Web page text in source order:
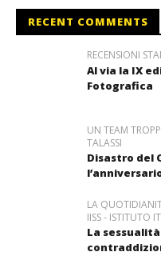
RECENT COMMENTS
RECENSIONI
Al via la IX
Fotografica
UN TEAM
TALASSI
Disastro del
LA
IISS - ISTITUTO
La